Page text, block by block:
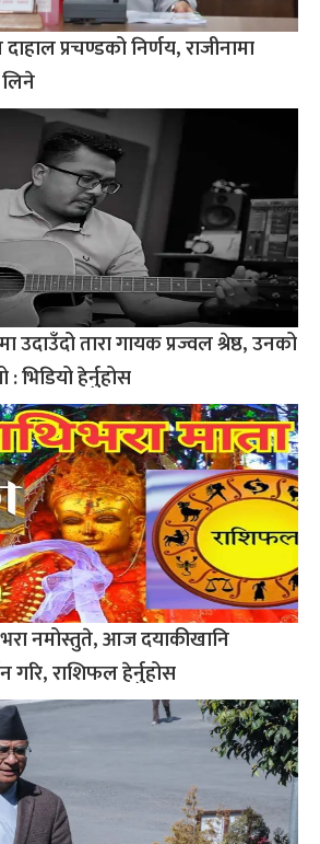
प्रचण्डको निर्णय, राजीनामा
उदाउँदो तारा गायक प्रज्वल श्रेष्ठ, उनको
भिडियो हेर्नुहोस
नमोस्तुते, आज दयाकीखानि
गरि, राशिफल हेर्नुहोस